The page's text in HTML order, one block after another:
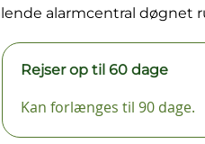
alarmcentral døgnet
Rejser op til 60 dage
Kan forlænges til 90 dage.